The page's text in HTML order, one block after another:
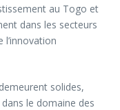
au Togo et
dans les secteurs
l’innovation
solides,
le domaine des